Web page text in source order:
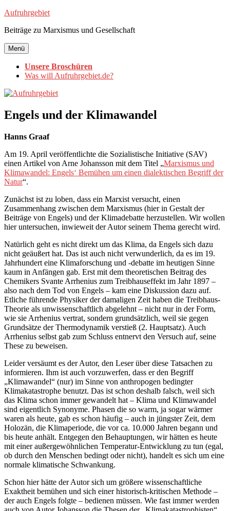
Zum
springen
Aufruhrgebiet
Beiträge zu Marxismus und Gesellschaft
Menü
Unsere Broschüren
Was will Aufruhrgebiet.de?
Engels und der Klimawandel
Hanns Graaf
Am 19. April veröffentlichte die Sozialistische Initiative (SAV)
einen Artikel von Arne Johansson mit dem Titel „Marxismus und
Klimawandel: Engels‘ Bemühen um einen dialektischen Begriff der
Natur“.
Zunächst ist zu loben, dass ein Marxist versucht, einen
Zusammenhang zwischen dem Marxismus (hier in Gestalt der
Beiträge von Engels) und der Klimadebatte herzustellen. Wir wollen
hier untersuchen, inwieweit der Autor seinem Thema gerecht wird.
Natürlich geht es nicht direkt um das Klima, da Engels sich dazu
nicht geäußert hat. Das ist auch nicht verwunderlich, da es im 19.
Jahrhundert eine Klimaforschung und -debatte im heutigen Sinne
kaum in Anfängen gab. Erst mit dem theoretischen Beitrag des
Chemikers Svante Arrhenius zum Treibhauseffekt im Jahr 1897 –
also nach dem Tod von Engels – kam eine Diskussion dazu auf.
Etliche führende Physiker der damaligen Zeit haben die Treibhaus-
Theorie als unwissenschaftlich abgelehnt – nicht nur in der Form,
wie sie Arrhenius vertrat, sondern grundsätzlich, weil sie gegen
Grundsätze der Thermodynamik verstieß (2. Hauptsatz). Auch
Arrhenius selbst gab zum Schluss entnervt den Versuch auf, seine
These zu beweisen.
Leider versäumt es der Autor, den Leser über diese Tatsachen zu
informieren. Ihm ist auch vorzuwerfen, dass er den Begriff
„Klimawandel“ (nur) im Sinne von anthropogen bedingter
Klimakatastrophe benutzt. Das ist schon deshalb falsch, weil sich
das Klima schon immer gewandelt hat – Klima und Klimawandel
sind eigentlich Synonyme. Phasen die so warm, ja sogar wärmer
waren als heute, gab es schon häufig – auch in jüngster Zeit, dem
Holozän, die Klimaperiode, die vor ca. 10.000 Jahren begann und
bis heute anhält. Entgegen den Behauptungen, wir hätten es heute
mit einer außergewöhnlichen Temperatur-Entwicklung zu tun (egal,
ob durch den Menschen bedingt oder nicht), handelt es sich um eine
normale klimatische Schwankung.
Schon hier hätte der Autor sich um größere wissenschaftliche
Exaktheit bemühen und sich einer historisch-kritischen Methode –
der auch Engels folgte – bedienen müssen. Wie fast immer werden